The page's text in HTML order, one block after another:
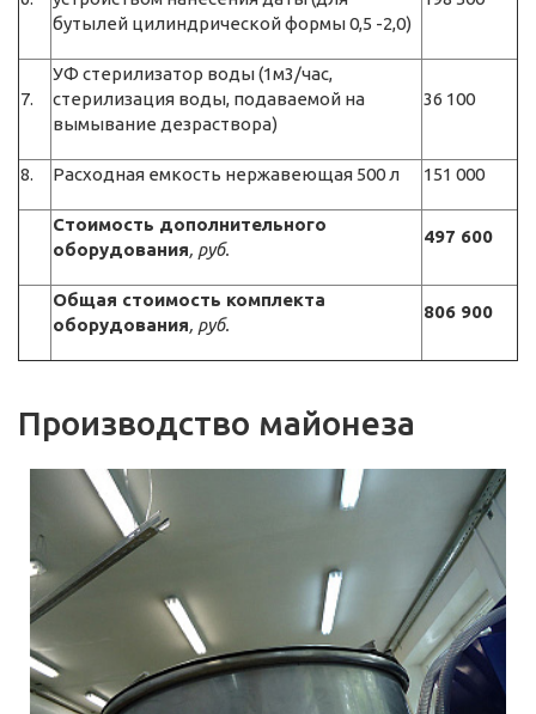
бутылей цилиндрической формы 0,5 -2,0)
7.
УФ стерилизатор воды (1м3/час,
стерилизация воды, подаваемой на
вымывание дезраствора)
36 100
8. Расходная емкость нержавеющая 500 л 151 000
Стоимость дополнительного
оборудования, руб.
497 600
Общая стоимость комплекта
оборудования, руб.
806 900
Производство майонеза